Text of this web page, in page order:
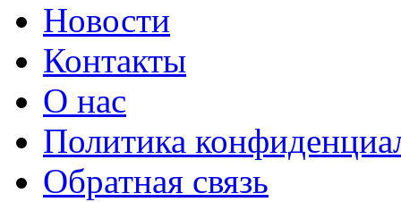
Новости
Контакты
О нас
Политика
Обратная связь